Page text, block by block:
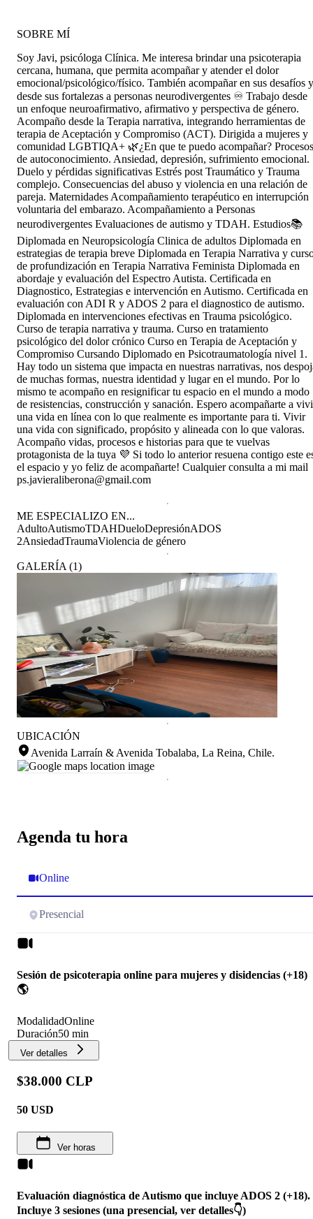
Agenda tu hora
Online
Presencial
Sesión de psicoterapia online para mujeres y disidencias (+18)
🌎
ModalidadOnline
Duración50 min
Ver detalles
$38.000 CLP
50 USD
Ver horas
Evaluación diagnóstica de Autismo que incluye ADOS 2 (+18).
Incluye 3 sesiones (una presencial, ver detalles👇)
SOBRE MÍ
Soy Javi, psicóloga Clínica. Me interesa brindar una psicoterapia
cercana, humana, que permita acompañar y atender el dolor
emocional/psicológico/físico. También acompañar en sus desafíos y
desde sus fortalezas a personas neurodivergentes ♾️ Trabajo desde
un enfoque neuroafirmativo, afirmativo y perspectiva de género.
Acompaño desde la Terapia narrativa, integrando herramientas de
terapia de Aceptación y Compromiso (ACT). Dirigida a mujeres y
comunidad LGBTIQA+ 🌿¿En que te puedo acompañar? Procesos
de autoconocimiento. Ansiedad, depresión, sufrimiento emocional.
Duelo y pérdidas significativas Estrés post Traumático y Trauma
complejo. Consecuencias del abuso y violencia en una relación de
pareja. Maternidades Acompañamiento terapéutico en interrupción
voluntaria del embarazo. Acompañamiento a Personas
neurodivergentes Evaluaciones de autismo y TDAH. Estudios📚
Diplomada en Neuropsicología Clinica de adultos Diplomada en
estrategias de terapia breve Diplomada en Terapia Narrativa y
de profundización en Terapia Narrativa Feminista Diplomada en
abordaje y evaluación del Espectro Autista. Certificada en
Diagnostico, Estrategias e intervención en Autismo. Certificada en
evaluación con ADI R y ADOS 2 para el diagnostico de autismo.
Diplomada en intervenciones efectivas en Trauma psicológico.
Curso de terapia narrativa y trauma. Curso en tratamiento
psicológico del dolor crónico Curso en Terapia de Aceptación y
Compromiso Cursando Diplomado en Psicotraumatología nivel 1.
Hay todo un sistema que impacta en nuestras narrativas, nos
de muchas formas, nuestra identidad y lugar en el mundo. Por lo
mismo te acompaño en resignificar tu espacio en el mundo a modo
de resistencias, construcción y sanación. Espero acompañarte a
una vida en línea con lo que realmente es importante para ti. Vivir
una vida con significado, propósito y alineada con lo que valoras.
Acompaño vidas, procesos e historias para que te vuelvas
protagonista de la tuya 💜 Si todo lo anterior resuena contigo este
el espacio y yo feliz de acompañarte! Cualquier consulta a mi mail
ps.javieraliberona@gmail.com
ME ESPECIALIZO EN...
AdultoAutismoTDAHDueloDepresiónADOS
2AnsiedadTraumaViolencia de género
GALERÍA (1)
UBICACIÓN
Avenida Larraín & Avenida Tobalaba, La Reina, Chile.